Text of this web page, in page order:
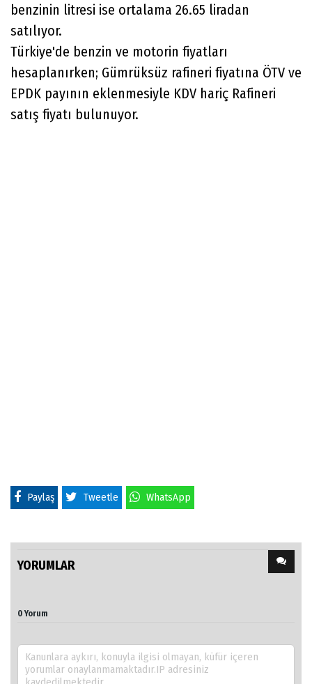
benzinin litresi ise ortalama 26.65 liradan
satılıyor.
Türkiye'de benzin ve motorin fiyatları
hesaplanırken; Gümrüksüz rafineri fiyatına ÖTV ve
EPDK payının eklenmesiyle KDV hariç Rafineri
satış fiyatı bulunuyor.
Paylaş Tweetle WhatsApp
YORUMLAR
0 Yorum